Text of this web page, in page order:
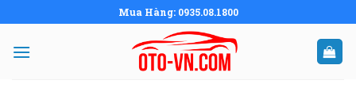
to
content
Mua Hàng: 0935.08.1800